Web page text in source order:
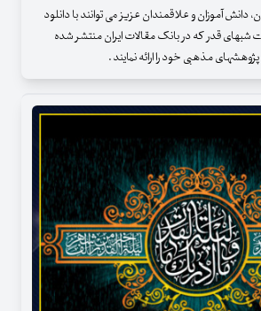
دانش آموزان و علاقمندان عزیز می توانند با دانلود
شبهای قدر که در بانک مقالات ایران منتشر شده
مذهبی خود را ارائه نمایند .